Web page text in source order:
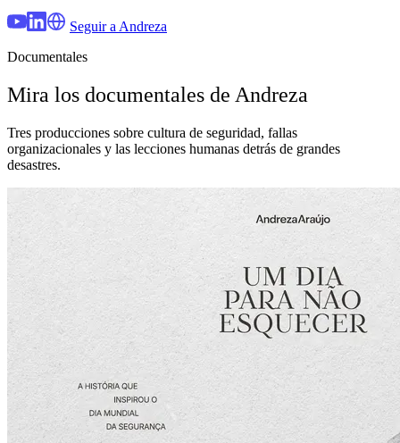
Seguir a Andreza
Documentales
Mira los documentales de Andreza
Tres producciones sobre cultura de seguridad, fallas
organizacionales y las lecciones humanas detrás de grandes
desastres.